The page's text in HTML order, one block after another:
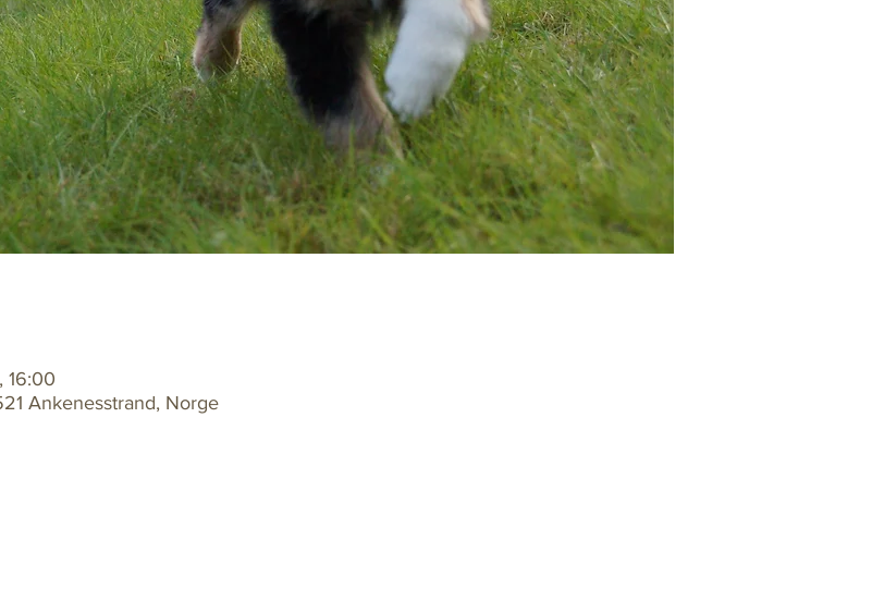
16:00
Ankenesstrand, Norge